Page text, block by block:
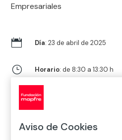
Empresariales
 Día: 23 de abril de 2025
} Horario: de 8:30 a 13:30 h
 Lugar
Anfiteatro Gabriela Mistral
28014 Madrid
Aviso de Cookies